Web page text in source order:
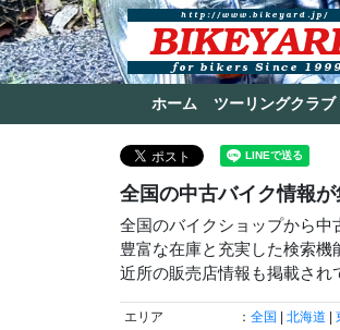
ホーム ツーリングクラブ
全国の中古バイク情報が
全国のバイクショップから中
豊富な在庫と充実した検索機
近所の販売店情報も掲載され
エリア ： 全国 北海道